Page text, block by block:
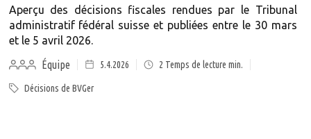
Aperçu des décisions fiscales rendues par le Tribunal
administratif fédéral suisse et publiées entre le 30 mars
et le 5 avril 2026.
Équipe
5.4.2026 2 Temps de lecture min.
Décisions de BVGer